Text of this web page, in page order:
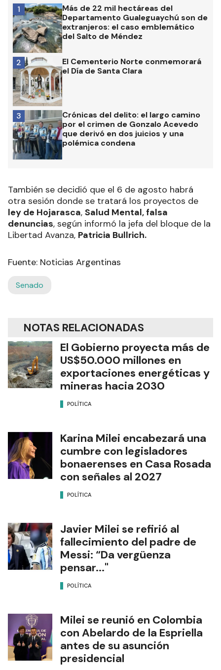
Más de 22 mil hectáreas del
Departamento Gualeguaychú son de
extranjeros: el caso emblemático
del Salto de Méndez
1
El Cementerio Norte conmemorará
el Día de Santa Clara
2
Crónicas del delito: el largo camino
por el crimen de Gonzalo Acevedo
que derivó en dos juicios y una
polémica condena
3
También se decidió que el 6 de agosto habrá
otra sesión donde se tratará los proyectos de
ley de Hojarasca, Salud Mental, falsa
denuncias, según informó la jefa del bloque de la
Libertad Avanza, Patricia Bullrich.
Fuente: Noticias Argentinas
Senado
NOTAS RELACIONADAS
El Gobierno proyecta más de
US$50.000 millones en
exportaciones energéticas y
mineras hacia 2030
POLÍTICA
Karina Milei encabezará una
cumbre con legisladores
bonaerenses en Casa Rosada
con señales al 2027
POLÍTICA
Javier Milei se refirió al
fallecimiento del padre de
Messi: “Da vergüenza
pensar..."
POLÍTICA
Milei se reunió en Colombia
con Abelardo de la Espriella
antes de su asunción
presidencial